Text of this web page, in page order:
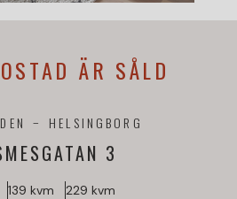
ÄR SÅLD
3
HELSINGBORG
139 kvm 229 kvm